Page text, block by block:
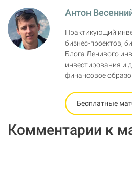
Антон
Практикующий
бизнес-проектов,
Блога Ленивого
инвестирования и
финансовое
Бесплатные
Комментарии к